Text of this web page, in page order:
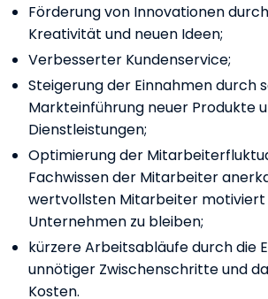
Förderung von Innovationen
Kreativität und neuen Ideen;
Verbesserter Kundenservice;
Steigerung der Einnahmen durch
Markteinführung neuer Produkte
Dienstleistungen;
Optimierung der
Fachwissen der Mitarbeiter
wertvollsten Mitarbeiter motiviert
Unternehmen zu bleiben;
kürzere Arbeitsabläufe durch die
unnötiger Zwischenschritte und
Kosten.